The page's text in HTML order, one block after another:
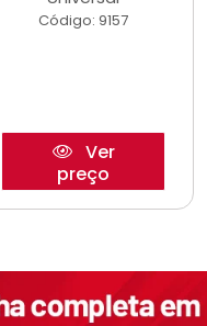
Código: 9157
Ver
preço